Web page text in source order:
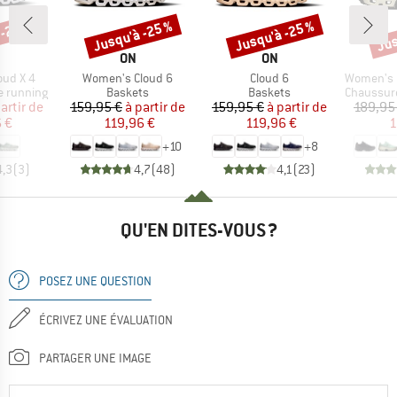
X 4
running
réduit
de
€
(3)
%
MARQUE
ON
Article
Women's Cloud 6
Product group
Baskets
Prix
159,95 € Prix réduit
à partir de
119,96 €
+10
4,7(48)
Remise
Jusqu'à -25 %
MARQUE
ON
Article
Cloud 6
Product group
Baskets
Prix
159,95 € Prix réduit
à partir de
119,96 €
+8
4,1(23)
Remise
Jusqu'à -25 %
Article
Women's
Product
QU'EN DITES-VOUS ?
POSEZ UNE QUESTION
ÉCRIVEZ UNE ÉVALUATION
PARTAGER UNE IMAGE